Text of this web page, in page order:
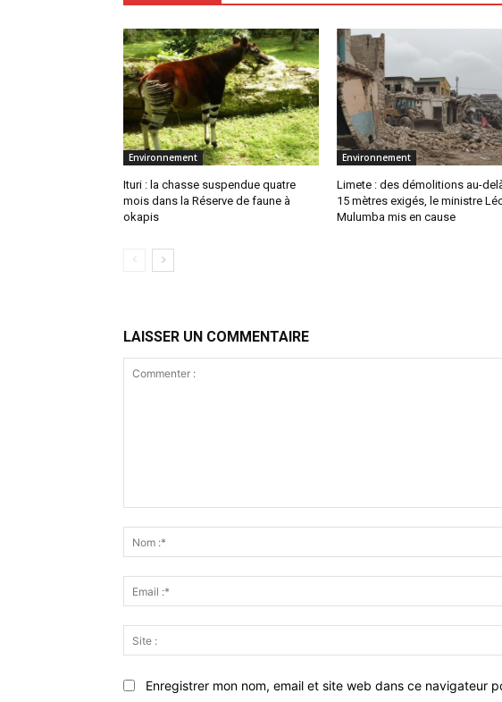
Environnement
Ituri : la chasse suspendue quatre
mois dans la Réserve de faune à
okapis
Environnement
Limete : des démolitions au-
15 mètres exigés, le ministre
Mulumba mis en cause
LAISSER UN COMMENTAIRE
Enregistrer mon nom, email et site web dans ce navigateur